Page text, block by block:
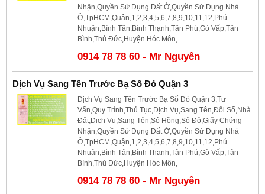
Nhận,Quyền Sử Dụng Đất Ở,Quyền Sử Dụng Nhà
Ở,TpHCM,Quận,1,2,3,4,5,6,7,8,9,10,11,12,Phú
Nhuận,Bình Tân,Bình Thạnh,Tân Phú,Gò Vấp,Tân
Bình,Thủ Đức,Huyện Hóc Môn,
0914 78 78 60 - Mr Nguyên
Dịch Vụ Sang Tên Trước Bạ Sổ Đỏ Quận 3
Dịch Vụ Sang Tên Trước Bạ Sổ Đỏ Quận 3,Tư
Vấn,Quy Trình,Thủ Tục,Dịch Vụ,Sang Tên,Đổi Sổ,Nhà
Đất,Dịch Vụ,Sang Tên,Sổ Hồng,Sổ Đỏ,Giấy Chứng
Nhận,Quyền Sử Dụng Đất Ở,Quyền Sử Dụng Nhà
Ở,TpHCM,Quận,1,2,3,4,5,6,7,8,9,10,11,12,Phú
Nhuận,Bình Tân,Bình Thạnh,Tân Phú,Gò Vấp,Tân
Bình,Thủ Đức,Huyện Hóc Môn,
0914 78 78 60 - Mr Nguyên